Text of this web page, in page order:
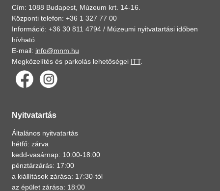
Cím: 1088 Budapest, Múzeum krt. 14-16.
Központi telefon: +36 1 327 77 00
Információ: +36 30 811 4794 / Múzeumi nyitvatartási időben
hívható.
E-mail: info@mnm.hu
Megközelítés és parkolás lehetőségei ITT.
Nyitvatartás
Általános nyitvatartás
hétfő: zárva
kedd-vasárnap: 10:00-18:00
pénztárzárás: 17:00
a kiállítások zárása: 17:30-tól
az épület zárása: 18:00